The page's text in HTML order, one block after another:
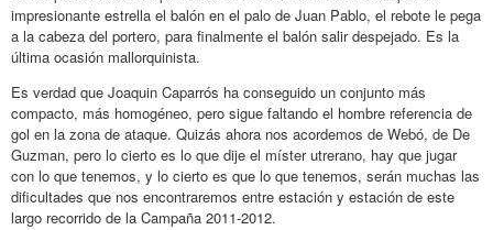
impresionante estrella el balón en el palo de Juan Pablo, el rebote le pega
a la cabeza del portero, para finalmente el balón salir despejado. Es la
última ocasión mallorquinista.
Es verdad que Joaquin Caparrós ha conseguido un conjunto más
compacto, más homogéneo, pero sigue faltando el hombre referencia de
gol en la zona de ataque. Quizás ahora nos acordemos de Webó, de De
Guzman, pero lo cierto es lo que dije el míster utrerano, hay que jugar
con lo que tenemos, y lo cierto es que lo que tenemos, serán muchas las
dificultades que nos encontraremos entre estación y estación de este
largo recorrido de la Campaña 2011-2012.